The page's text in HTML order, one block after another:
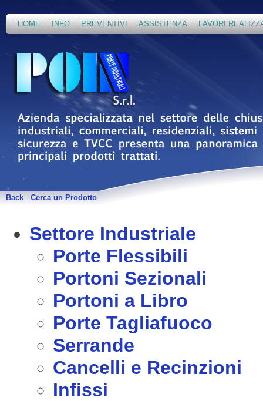
HOME INFO PREVENTIVI ASSISTENZA LAVORI
Back - Cerca un Prodotto
Settore Industriale
Porte Flessibili
Portoni Sezionali
Portoni a Libro
Porte Tagliafuoco
Serrande
Cancelli e Recinzioni
Infissi